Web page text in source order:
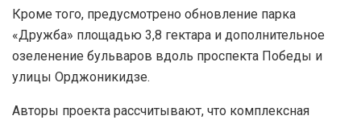
Кроме того, предусмотрено обновление парка
«Дружба» площадью 3,8 гектара и дополнительное
озеленение бульваров вдоль проспекта Победы и
улицы Орджоникидзе.
Авторы проекта рассчитывают, что комплексная